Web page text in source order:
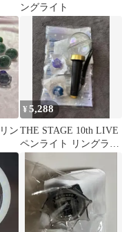
ングライト
ン
¥5,288
THE STAGE 10th LIVE
ペンライト リングライ